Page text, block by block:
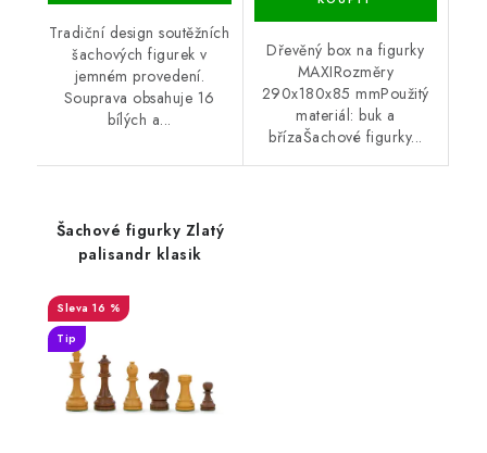
Tradiční design soutěžních
šachových figurek v
jemném provedení.
Souprava obsahuje 16
bílých a...
Dřevěný box na figurky
MAXIRozměry
290x180x85 mmPoužitý
materiál: buk a
břízaŠachové figurky...
Šachové figurky Zlatý
palisandr klasik
16 %
Tip